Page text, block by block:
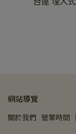
網站導覽
關於我們 營業時間